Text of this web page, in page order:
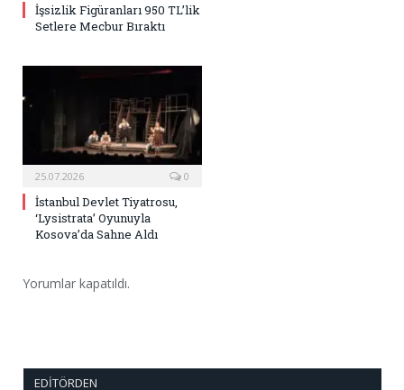
İşsizlik Figüranları 950 TL’lik
Setlere Mecbur Bıraktı
25.07.2026 0
İstanbul Devlet Tiyatrosu,
‘Lysistrata’ Oyunuyla
Kosova’da Sahne Aldı
Yorumlar kapatıldı.
EDITÖRDEN